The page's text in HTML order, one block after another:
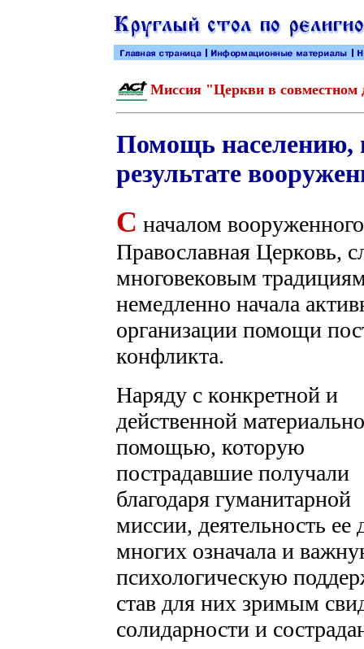
Миссия "Церкви в
Помощь населению,
результате
С началом
Православная Церковь,
многовековым
немедленно начала
организации помощи
конфликта.
Наряду с конкретной и
действенной
помощью, которую
пострадавшие получали
благодаря гуманитарной
миссии, деятельность ее
многих означала и
психологическую
став для них зримым
солидарности и